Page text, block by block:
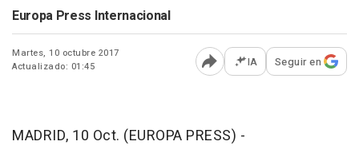
Europa Press Internacional
Martes, 10 octubre 2017
Actualizado: 01:45
Abrir opciones para
IA Seguir en
MADRID, 10 Oct. (EUROPA PRESS) -